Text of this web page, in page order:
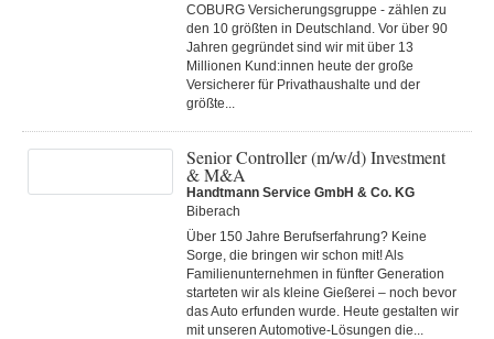
COBURG Versicherungsgruppe - zählen zu
den 10 größten in Deutschland. Vor über 90
Jahren gegründet sind wir mit über 13
Millionen Kund:innen heute der große
Versicherer für Privathaushalte und der
größte...
Senior Controller (m/w/d) Investment
& M&A
Handtmann Service GmbH & Co. KG
Biberach
Über 150 Jahre Berufserfahrung? Keine
Sorge, die bringen wir schon mit! Als
Familienunternehmen in fünfter Generation
starteten wir als kleine Gießerei – noch bevor
das Auto erfunden wurde. Heute gestalten wir
mit unseren Automotive-Lösungen die...